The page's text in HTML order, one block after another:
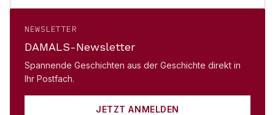
NEWSLETTER
DAMALS-Newsletter
Spannende Geschichten aus der Geschichte direkt in
Ihr Postfach.
JETZT ANMELDEN